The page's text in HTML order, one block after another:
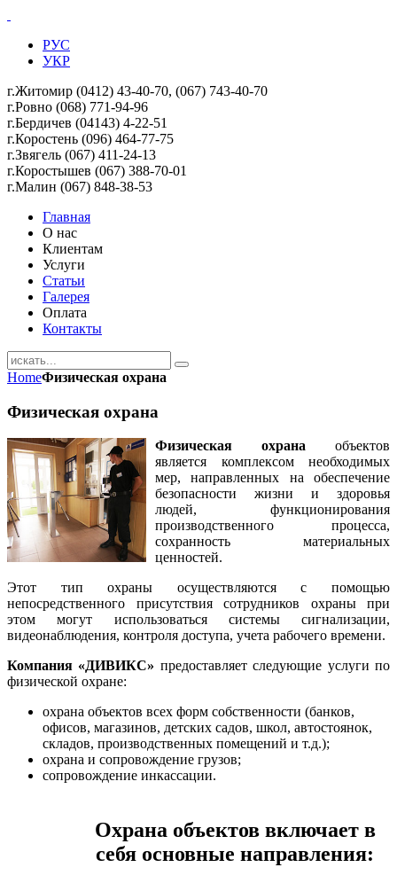
РУС
УКР
г.Житомир (0412) 43-40-70, (067) 743-40-70
г.Ровно (068) 771-94-96
г.Бердичев (04143) 4-22-51
г.Коростень (096) 464-77-75
г.Звягель (067) 411-24-13
г.Коростышев (067) 388-70-01
г.Малин (067) 848-38-53
Главная
О нас
Клиентам
Услуги
Статьи
Галерея
Оплата
Контакты
HomeФизическая охрана
Физическая охрана
Физическая охрана объектов
является комплексом необходимых
мер, направленных на обеспечение
безопасности жизни и здоровья
людей, функционирования
производственного процесса,
сохранность материальных
ценностей.
Этот тип охраны осуществляются с помощью
непосредственного присутствия сотрудников охраны при
этом могут использоваться системы сигнализации,
видеонаблюдения, контроля доступа, учета рабочего времени.
Компания «ДИВИКС» предоставляет следующие услуги по
физической охране:
охрана объектов всех форм собственности (банков,
офисов, магазинов, детских садов, школ, автостоянок,
складов, производственных помещений и т.д.);
охрана и сопровождение грузов;
сопровождение инкассации.
Охрана объектов включает в
себя основные направления: